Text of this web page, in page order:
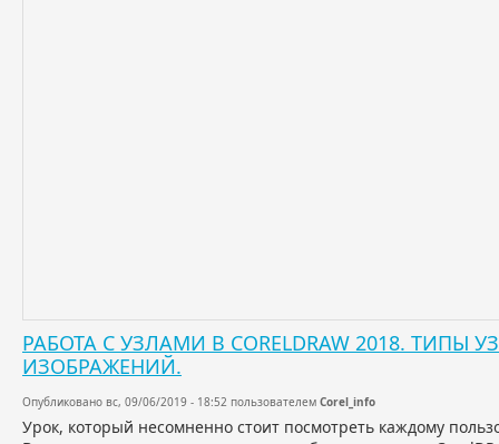
РАБОТА С УЗЛАМИ В CORELDRAW 2018.
ИЗОБРАЖЕНИЙ.
Опубликовано вс, 09/06/2019 - 18:52 пользователем Corel_info
Урок, который несомненно стоит посмотреть каждому